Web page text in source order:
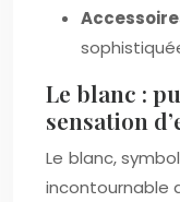
Le blanc :
sensation
Le blanc,
incontournable